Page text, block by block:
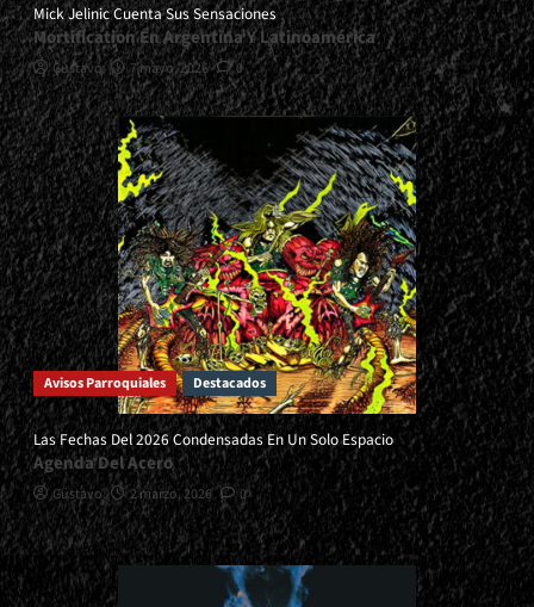
Mick Jelinic Cuenta Sus Sensaciones
Mortification En Argentina Y Latinoamérica
Gustavo 7 mayo, 2026 0
Avisos Parroquiales Destacados
Las Fechas Del 2026 Condensadas En Un Solo Espacio
Agenda Del Acero
Gustavo 2 marzo, 2026 0